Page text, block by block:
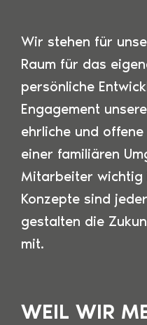
Wir stehen für
Raum für das
persönliche
Engagement
ehrliche und
einer familiären
Mitarbeiter wichtig
Konzepte sind
gestalten die
mit.
WEIL WIR